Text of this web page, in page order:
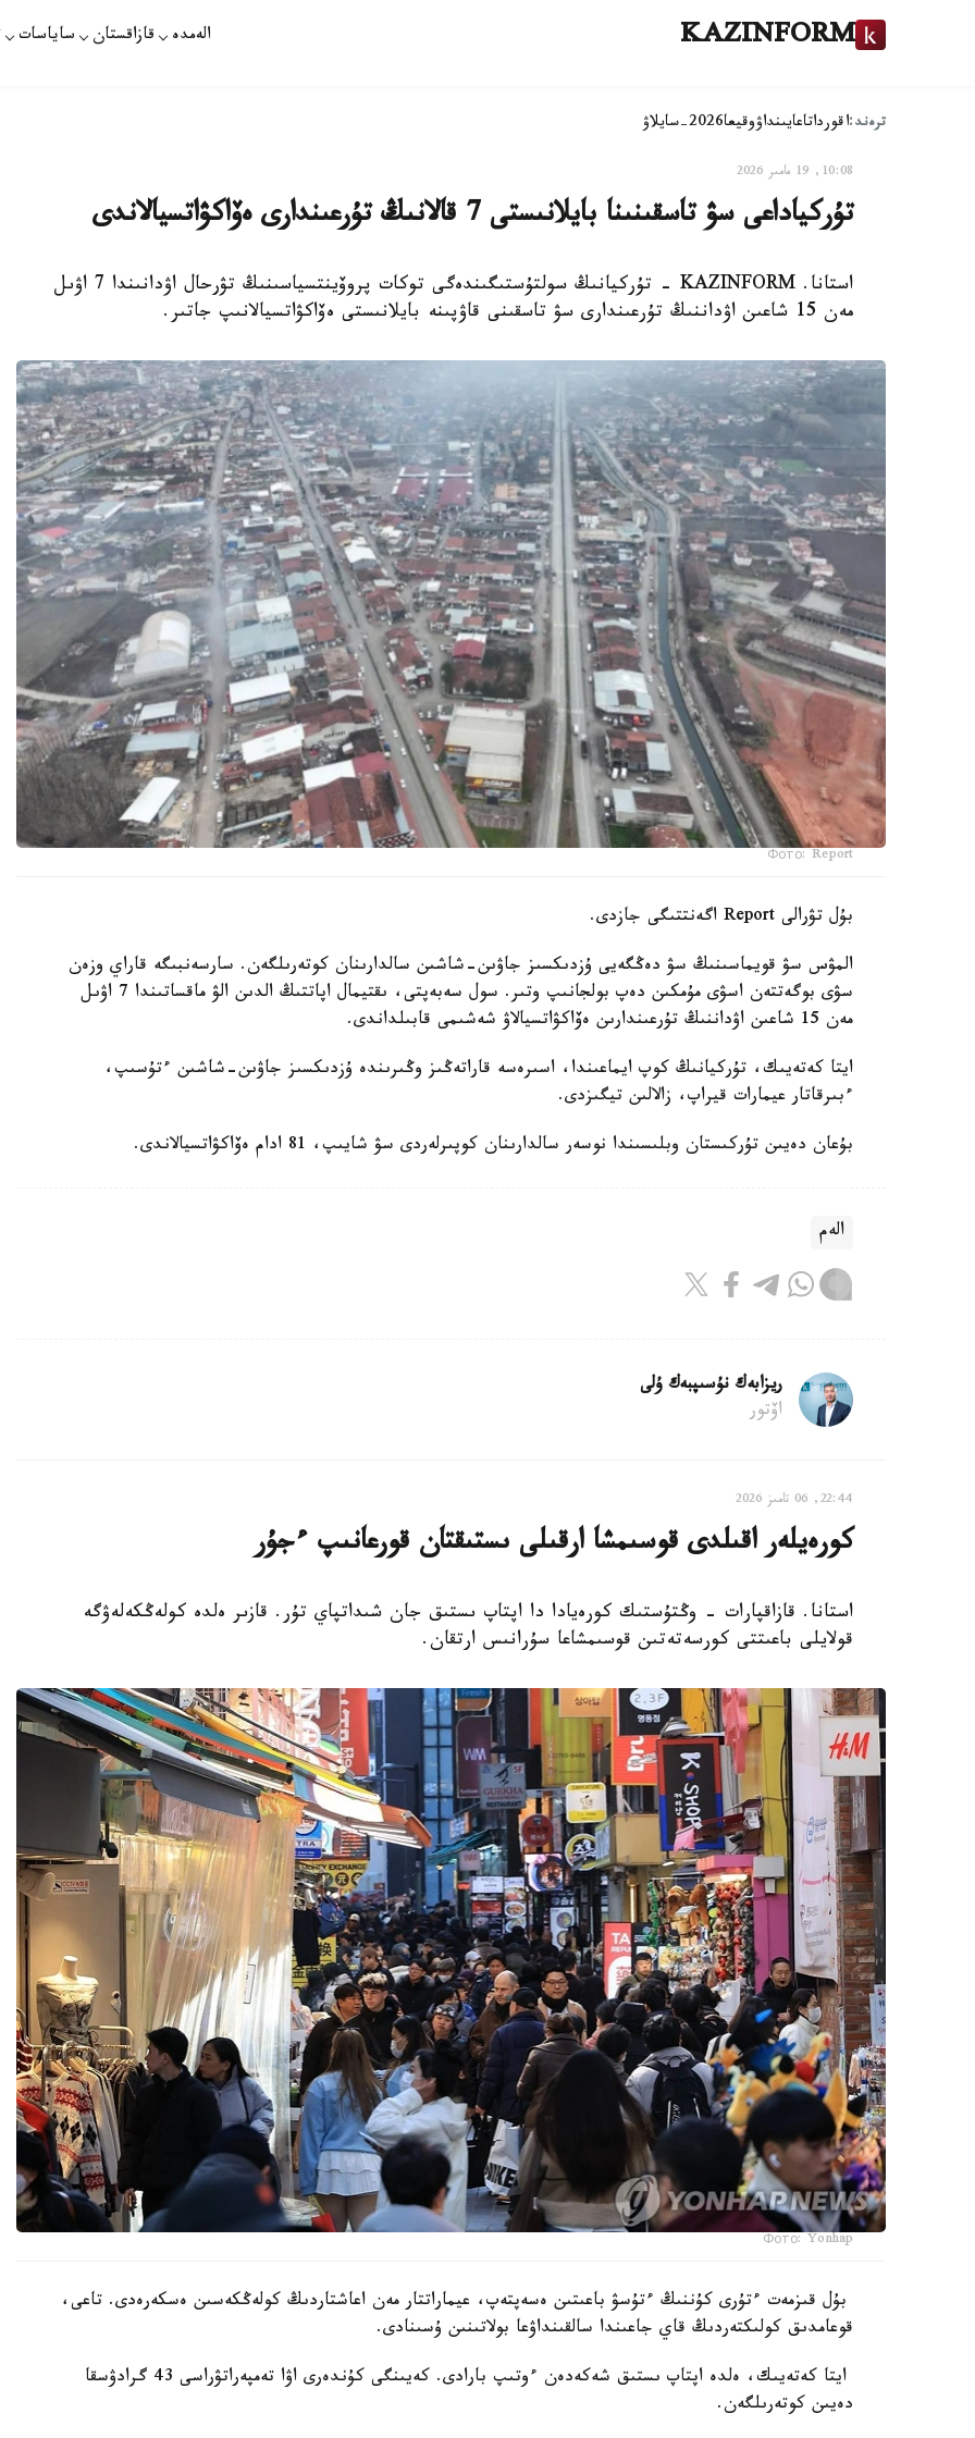
KAZINFORM الەمدە قازاقستان ساياسات
ترەند:اقورداتاعايىنداۋوقيعا2026-سايلاۋ
10:08, 19 مامىر 2026
تۇركياداعى سۋ تاسقىنىنا بايلانىستى 7 قالانىڭ تۇرعىندارى ەۆاكۋاتسيالاندى
استانا. KAZINFORM - تۇركيانىڭ سولتۇستىگىندەگى توكات پروۆينتسياسىنىڭ تۋرحال اۋدانىندا 7 اۋىل
مەن 15 شاعىن اۋداننىڭ تۇرعىندارى سۋ تاسقىنى قاۋپىنە بايلانىستى ەۆاكۋاتسيالانىپ جاتىر.
Фото: Report
بۇل تۋرالى Report اگەنتتىگى جازدى.
المۋس سۋ قويماسىنىڭ سۋ دەڭگەيى ۇزدىكسىز جاۋىن-شاشىن سالدارىنان كوتەرىلگەن. سارسەنبىگە قاراي وزەن
سۋى بوگەتتەن اسۋى مۇمكىن دەپ بولجانىپ وتىر. سول سەبەپتى، ىقتيمال اپاتتىڭ الدىن الۋ ماقساتىندا 7 اۋىل
مەن 15 شاعىن اۋداننىڭ تۇرعىندارىن ەۆاكۋاتسيالاۋ شەشىمى قابىلداندى.
ايتا كەتەيىك، تۇركيانىڭ كوپ ايماعىندا، اسىرەسە قاراتەڭىز وڭىرىندە ۇزدىكسىز جاۋىن-شاشىن ءتۇسىپ،
ءبىرقاتار عيمارات قيراپ، زالالىن تيگىزدى.
بۇعان دەيىن تۇركىستان وبلىسىندا نوسەر سالدارىنان كوپىرلەردى سۋ شايىپ، 81 ادام ەۆاكۋاتسيالاندى.
الەم
ريزابەك نۇسىپبەك ۇلى
اۆتور
22:44, 06 تامىز 2026
كورەيلەر اقىلدى قوسىمشا ارقىلى ىستىقتان قورعانىپ ءجۇر
استانا. قازاقپارات - وڭتۇستىك كورەيادا دا اپتاپ ىستىق جان شىداتپاي تۇر. قازىر ەلدە كولەڭكەلەۋگە
قولايلى باعىتتى كورسەتەتىن قوسىمشاعا سۇرانىس ارتقان.
Фото: Yonhap
بۇل قىزمەت ءتۇرى كۇننىڭ ءتۇسۋ باعىتىن ەسەپتەپ، عيماراتتار مەن اعاشتاردىڭ كولەڭكەسىن ەسكەرەدى. تاعى،
قوعامدىق كولىكتەردىڭ قاي جاعىندا سالقىنداۋعا بولاتىنىن ۇسىنادى.
ايتا كەتەيىك، ەلدە اپتاپ ىستىق شەكەدەن ءوتىپ بارادى. كەيىنگى كۇندەرى اۋا تەمپەراتۋراسى 43 گرادۋسقا
دەيىن كوتەرىلگەن.